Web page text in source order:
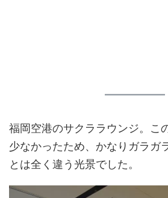
福岡空港のサクララウンジ。こ
少なかったため、かなりガラガ
とは全く違う光景でした。